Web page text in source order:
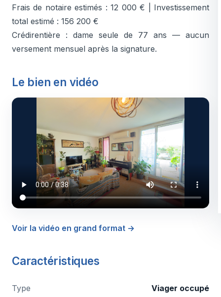
Frais de notaire estimés : 12 000 € | Investissement
total estimé : 156 200 €
Crédirentière : dame seule de 77 ans — aucun
versement mensuel après la signature.
Le bien en vidéo
Voir la vidéo en grand format →
Caractéristiques
Type Viager occupé